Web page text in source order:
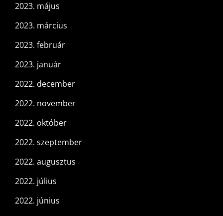
2023. május
2023. március
2023. február
2023. január
2022. december
2022. november
2022. október
2022. szeptember
2022. augusztus
2022. július
2022. június